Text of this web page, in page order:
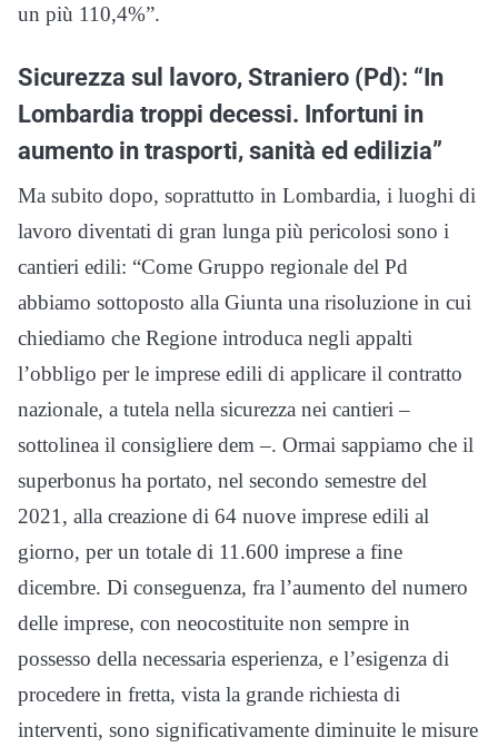
un più 110,4%”.
Sicurezza sul lavoro, Straniero (Pd): “In
Lombardia troppi decessi. Infortuni in
aumento in trasporti, sanità ed edilizia”
Ma subito dopo, soprattutto in Lombardia, i luoghi di
lavoro diventati di gran lunga più pericolosi sono i
cantieri edili: “Come Gruppo regionale del Pd
abbiamo sottoposto alla Giunta una risoluzione in cui
chiediamo che Regione introduca negli appalti
l’obbligo per le imprese edili di applicare il contratto
nazionale, a tutela nella sicurezza nei cantieri –
sottolinea il consigliere dem –. Ormai sappiamo che il
superbonus ha portato, nel secondo semestre del
2021, alla creazione di 64 nuove imprese edili al
giorno, per un totale di 11.600 imprese a fine
dicembre. Di conseguenza, fra l’aumento del numero
delle imprese, con neocostituite non sempre in
possesso della necessaria esperienza, e l’esigenza di
procedere in fretta, vista la grande richiesta di
interventi, sono significativamente diminuite le misure